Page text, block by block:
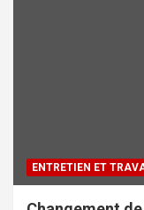
ENTRETIEN ET